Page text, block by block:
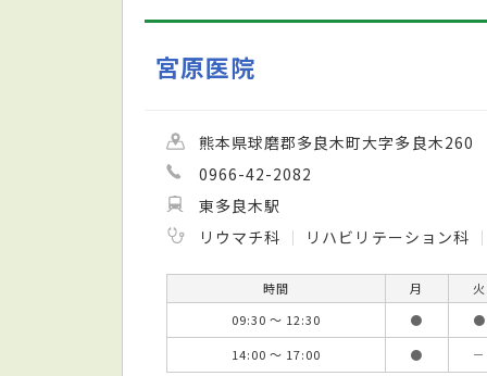
宮原医院
熊本県球磨郡多良木町大字多良木260
0966-42-2082
東多良木駅
リウマチ科
リハビリテーション科
時間 月
火
09:30 ～ 12:30
●
●
14:00 ～ 17:00
● －